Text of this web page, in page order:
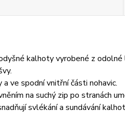
kalhoty vyrobené z
ve spodní vnitřní části nohavic.
na suchý zip po stranách
svlékání a sundávání